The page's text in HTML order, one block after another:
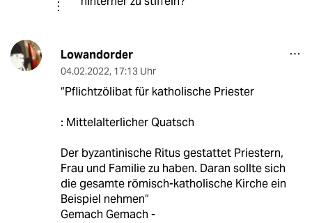
Lowandorder
04.02.2022, 17:13 Uhr
“Pflichtzölibat für katholische Priester
: Mittelalterlicher Quatsch
Der byzantinische Ritus gestattet Priestern,
Frau und Familie zu haben. Daran sollte sich
die gesamte römisch-katholische Kirche ein
Beispiel nehmen“
Gemach Gemach -